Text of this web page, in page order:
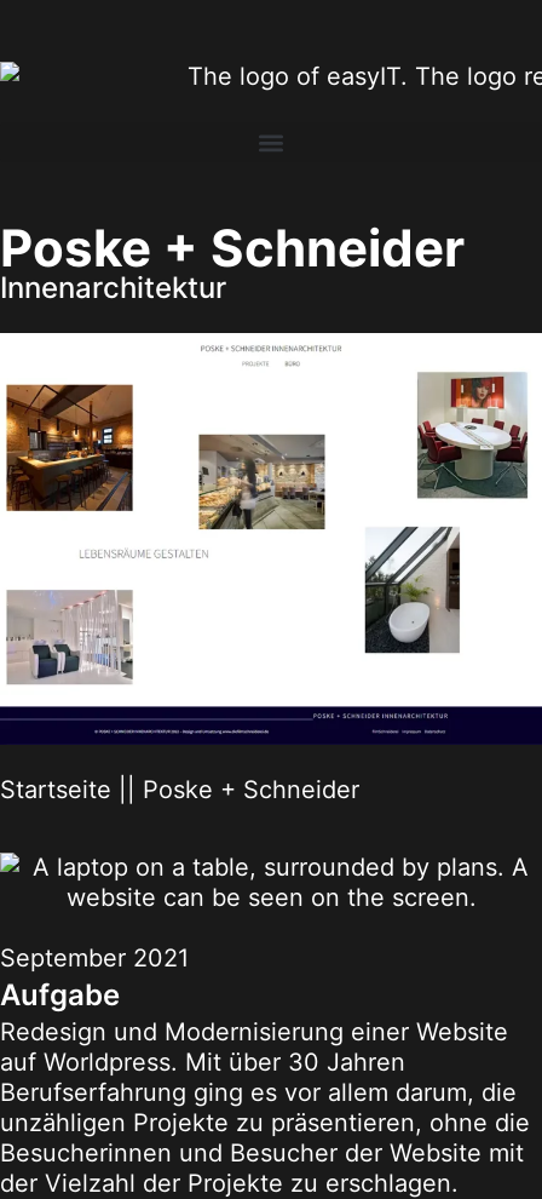
Poske + Schneider
Innenarchitektur
Startseite Poske + Schneider
September 2021
Aufgabe
Redesign und Modernisierung einer Website
auf Worldpress. Mit über 30 Jahren
Berufserfahrung ging es vor allem darum, die
unzähligen Projekte zu präsentieren, ohne die
Besucherinnen und Besucher der Website mit
der Vielzahl der Projekte zu erschlagen.